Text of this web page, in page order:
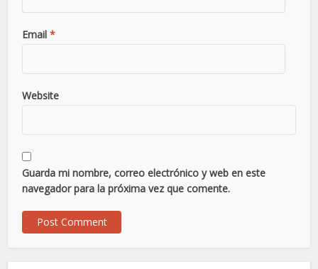
Email *
Website
Guarda mi nombre, correo electrónico y web en este
navegador para la próxima vez que comente.